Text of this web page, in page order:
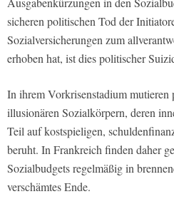
sicheren politischen Tod der
Sozialversicherungen zum
erhoben hat, ist dies politischer
In ihrem Vorkrisenstadium mutieren
illusionären Sozialkörpern, deren
Teil auf kostspieligen,
beruht. In Frankreich finden daher
Sozialbudgets regelmäßig in
verschämtes Ende.